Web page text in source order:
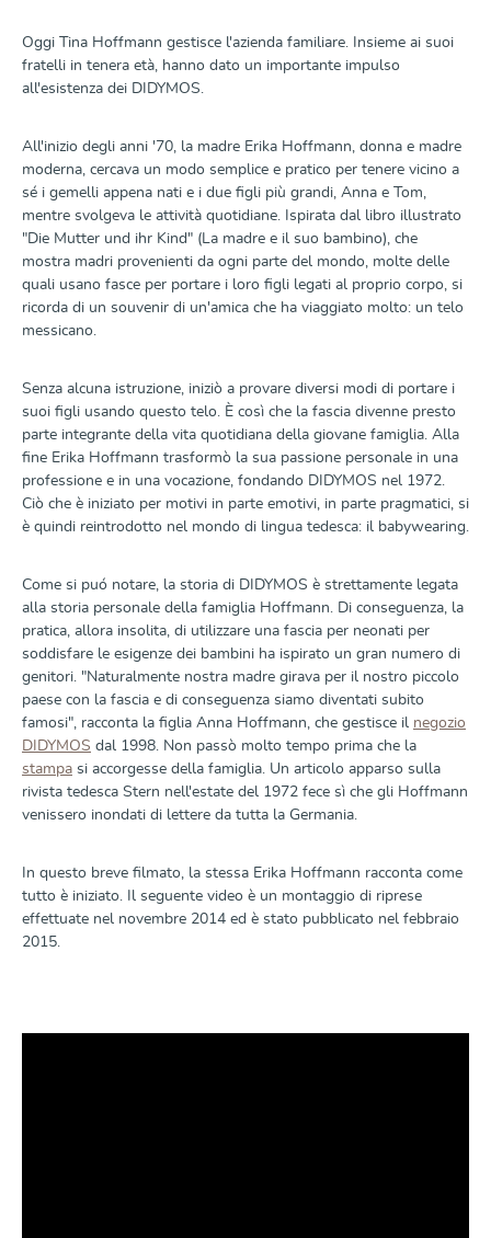
Oggi Tina Hoffmann gestisce l'azienda familiare. Insieme ai suoi
fratelli in tenera età, hanno dato un importante impulso
all'esistenza dei DIDYMOS.
All'inizio degli anni '70, la madre Erika Hoffmann, donna e madre
moderna, cercava un modo semplice e pratico per tenere vicino a
sé i gemelli appena nati e i due figli più grandi, Anna e Tom,
mentre svolgeva le attività quotidiane. Ispirata dal libro illustrato
"Die Mutter und ihr Kind" (La madre e il suo bambino), che
mostra madri provenienti da ogni parte del mondo, molte delle
quali usano fasce per portare i loro figli legati al proprio corpo, si
ricorda di un souvenir di un'amica che ha viaggiato molto: un telo
messicano.
Senza alcuna istruzione, iniziò a provare diversi modi di portare i
suoi figli usando questo telo. È così che la fascia divenne presto
parte integrante della vita quotidiana della giovane famiglia. Alla
fine Erika Hoffmann trasformò la sua passione personale in una
professione e in una vocazione, fondando DIDYMOS nel 1972.
Ciò che è iniziato per motivi in parte emotivi, in parte pragmatici, si
è quindi reintrodotto nel mondo di lingua tedesca: il babywearing.
Come si puó notare, la storia di DIDYMOS è strettamente legata
alla storia personale della famiglia Hoffmann. Di conseguenza, la
pratica, allora insolita, di utilizzare una fascia per neonati per
soddisfare le esigenze dei bambini ha ispirato un gran numero di
genitori. "Naturalmente nostra madre girava per il nostro piccolo
paese con la fascia e di conseguenza siamo diventati subito
famosi", racconta la figlia Anna Hoffmann, che gestisce il negozio
DIDYMOS dal 1998. Non passò molto tempo prima che la
stampa si accorgesse della famiglia. Un articolo apparso sulla
rivista tedesca Stern nell'estate del 1972 fece sì che gli Hoffmann
venissero inondati di lettere da tutta la Germania.
In questo breve filmato, la stessa Erika Hoffmann racconta come
tutto è iniziato. Il seguente video è un montaggio di riprese
effettuate nel novembre 2014 ed è stato pubblicato nel febbraio
2015.